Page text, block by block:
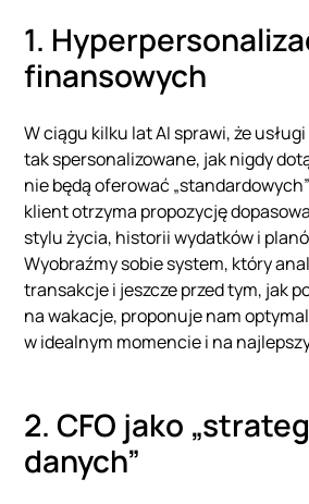
1.
finansowych
W ciągu kilku lat AI sprawi, że
tak spersonalizowane, jak nigdy
nie będą oferować
klient otrzyma propozycję
stylu życia, historii wydatków i
Wyobraźmy sobie system, który
transakcje i jeszcze przed tym, jak
na wakacje, proponuje nam
w idealnym momencie i na
2. CFO jako
danych”